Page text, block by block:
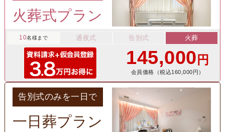
火葬式プラン
10名様まで 通夜式 告別式 火葬
145,000 円
会員価格（税込160,000円）
告別式のみを一日で
一日葬プラン